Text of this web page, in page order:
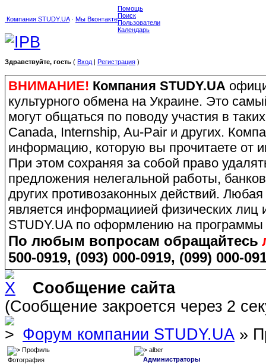
Компания STUDY.UA· Мы Вконтакте
Помощь
Поиск
Пользователи
Календарь
Здравствуйте, гость ( Вход | Регистрация )
ВНИМАНИЕ! Компания STUDY.UA
культурного обмена на Украине. Это
могут общаться по поводу участия в
Canada, Internship, Au-Pair и других.
информацию, которую вы прочитаете от
При этом сохраняя за собой право
предложения нелегальной работы,
других противозаконных действий.
является информациией физических лиц
STUDY.UA по оформлению на
По любым вопросам обращайтесь
500-0919, (093) 000-0919, (099) 000-
Сообщение сайта
(Сообщение закроется через 2
Форум компании STUDY.UA »
Профиль
Фотография
alber
Администраторы